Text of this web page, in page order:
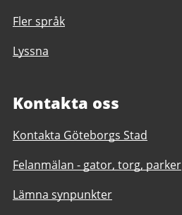
Fler språk
Lyssna
Kontakta oss
Kontakta Göteborgs Stad
Felanmälan - gator, torg, parker
Lämna synpunkter